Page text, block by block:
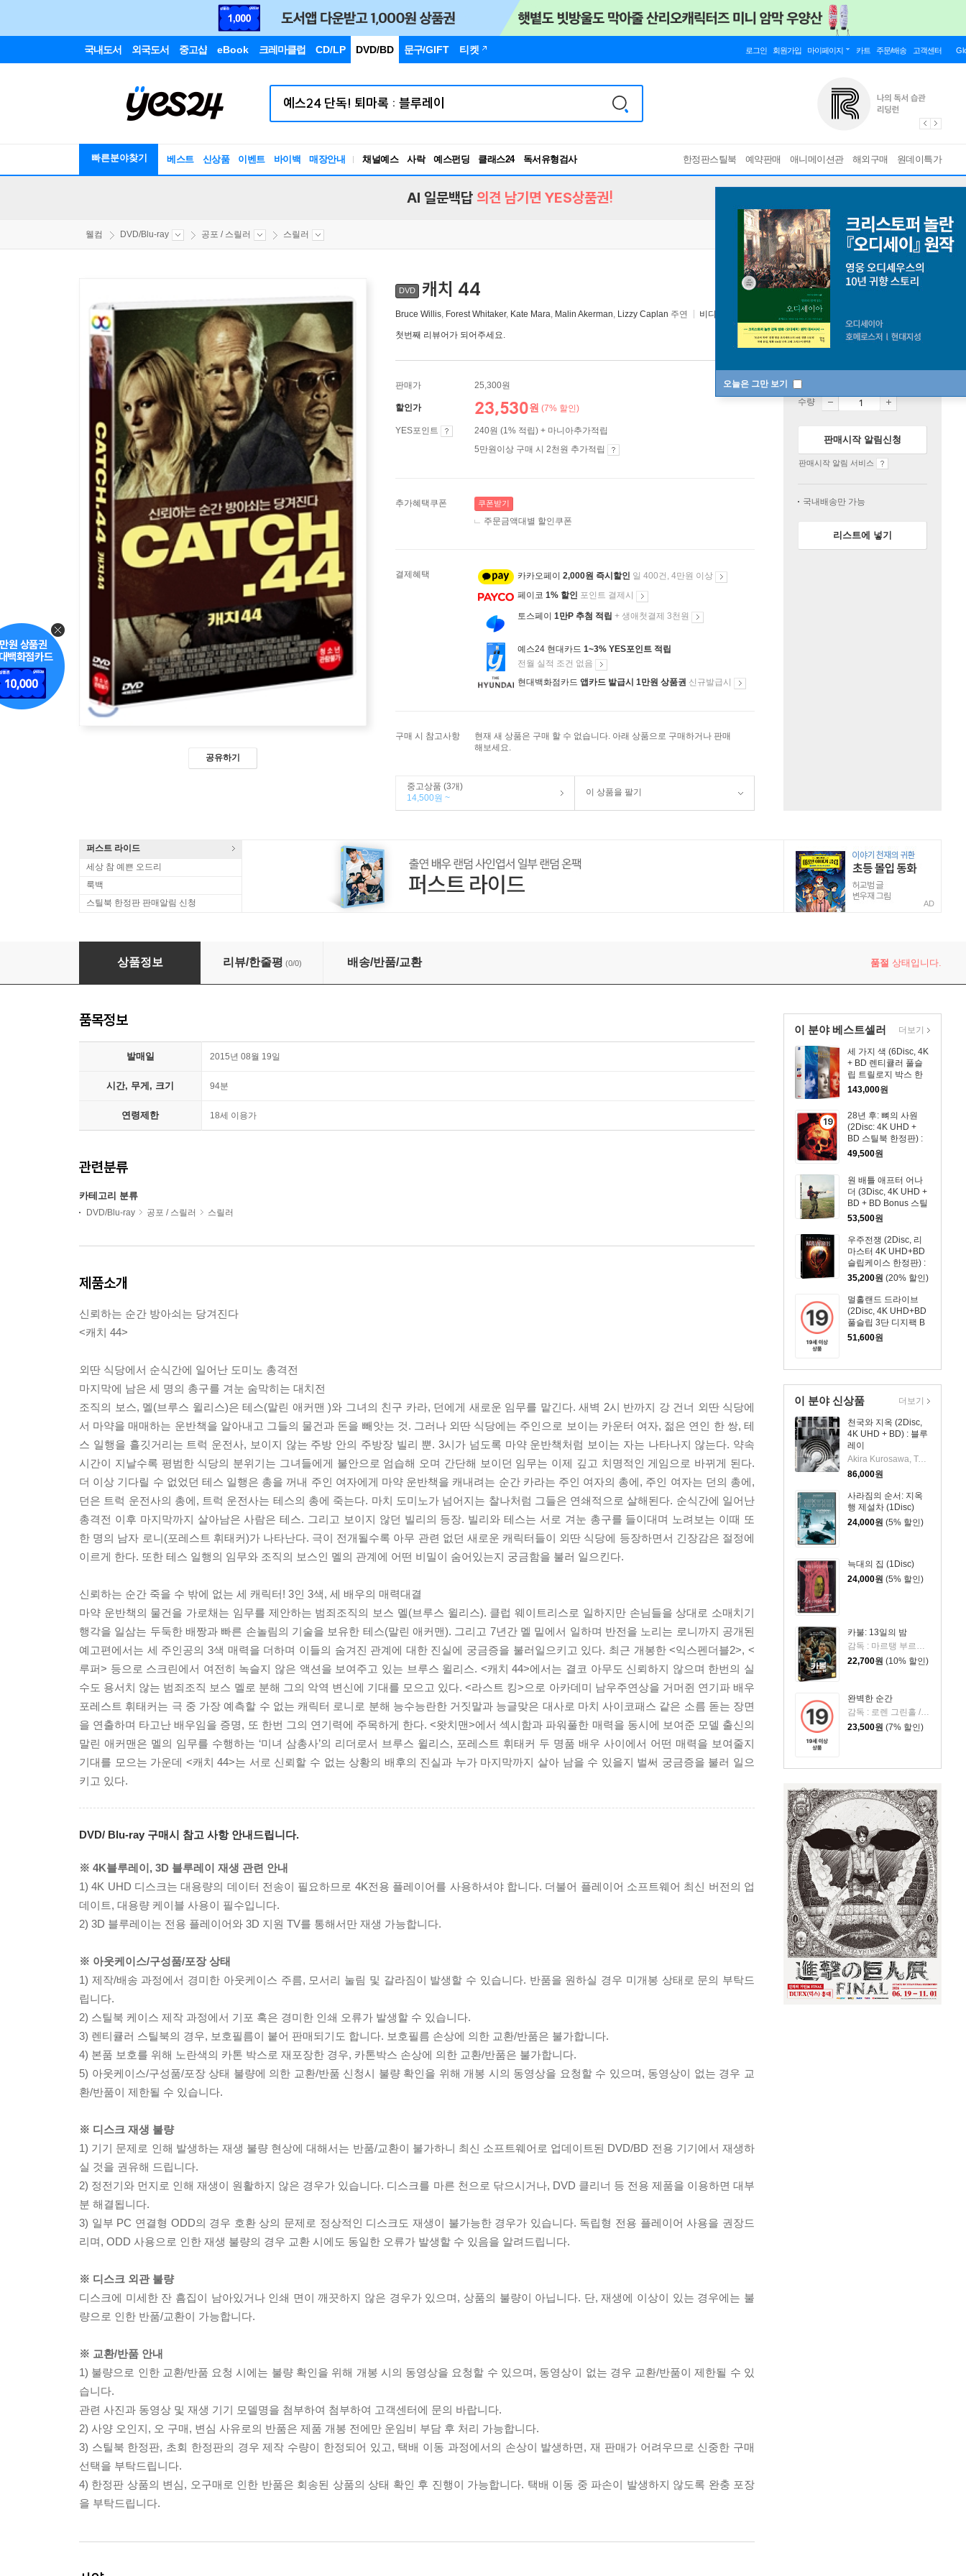
국내도서 외국도서 중고샵 eBook 크레마클럽 CD/LP DVD/BD 문구/GIFT 티켓 로그인 회원가입 마이페이지 카트 주문/배송 고객센터
빠른분야찾기 베스트 신상품 이벤트 바이백 매장안내 채널예스 사락 예스펀딩 클래스24
RBTI Lab
독서유형검사
한정판스틸북 예약판매 애니메이션관 해외구매 원데이특가
오늘은 그만 보기
AI 일문백답 의견 남기면 YES상품권!
웰컴 DVD/Blu-ray 공포 / 스릴러 스릴러
공유하기
DVD 캐치 44
Bruce Willis, Forest Whitaker, Kate Mara, Malin Akerman, Lizzy Caplan 주연 비디오여행 2015년 08월 19일
첫번째 리뷰어가 되어주세요.
판매가 25,300원
할인가 23,530원 (7% 할인)
YES포인트
240원 (1% 적립) + 마니아추가적립
5만원이상 구매 시 2천원 추가적립
추가혜택쿠폰 쿠폰받기
주문금액대별 할인쿠폰
결제혜택 카카오페이 2,000원 즉시할인 일 400건, 4만원 이상
페이코 1% 할인 포인트 결제시
토스페이 1만P 추첨 적립 + 생애첫결제 3천원
예스24 현대카드 1~3% YES포인트 적립
전월 실적 조건 없음
현대백화점카드 앱카드 발급시 1만원 상품권 신규발급시
구매 시 참고사항
현재 새 상품은 구매 할 수 없습니다. 아래 상품으로 구매하거나 판매
해보세요.
중고상품 (3개)
14,500원 ~
이 상품을 팔기
품절
수량
판매시작 알림신청
판매시작 알림 서비스
국내배송만 가능
리스트에 넣기
퍼스트 라이드
세상 참 예쁜 오드리
룩백
스틸북 한정판 판매알림 신청
AD
상품정보 리뷰/한줄평 (0/0) 배송/반품/교환 품절 상태입니다.
이 분야 베스트셀러
세 가지 색 (6Disc, 4K
+ BD 렌티큘러 풀슬
립 트릴로지 박스 한
정판) : 블루레이
143,000원
19
세
이
품
28년 후: 뼈의 사원
(2Disc: 4K UHD +
BD 스틸북 한정판) :
블루레이
49,500원
원 배틀 애프터 어나
더 (3Disc, 4K UHD +
BD + BD Bonus 스틸
북 한정판) : 블루레이
53,500원
우주전쟁 (2Disc, 리
마스터 4K UHD+BD
슬립케이스 한정판) :
블루레이
35,200원 (20% 할인)
멀홀랜드 드라이브
(2Disc, 4K UHD+BD
풀슬립 3단 디지팩 B
Type) : 블루레이
51,600원
더보기
이 분야 신상품
천국와 지옥 (2Disc,
4K UHD + BD) : 블루
레이
Akira Kurosawa, Toshiro Mifune, Tatsuya Nakadai, Kyoko Kagawa
86,000원
사라짐의 순서: 지옥
행 제설차 (1Disc)
24,000원 (5% 할인)
늑대의 집 (1Disc)
24,000원 (5% 할인)
카불: 13일의 밤
22,700원 (10% 할인)
완벽한 순간
감독 : 로렌 그린홀 / 출연 : 스티븐 칼라일, 아만다 제인 스턴
23,500원 (7% 할인)
더보기
품목정보
발매일 2015년 08월 19일
시간, 무게, 크기 94분
연령제한 18세 이용가
관련분류
카테고리 분류
DVD/Blu-ray 공포 / 스릴러 스릴러
제품소개
신뢰하는 순간 방아쇠는 당겨진다
<캐치 44>
외딴 식당에서 순식간에 일어난 도미노 총격전
마지막에 남은 세 명의 총구를 겨눈 숨막히는 대치전
조직의 보스, 멜(브루스 윌리스)은 테스(말린 애커맨 )와 그녀의 친구 카라, 던에게 새로운 임무를 맡긴다. 새벽 2시 반까지 강 건너 외딴 식당에
서 마약을 매매하는 운반책을 알아내고 그들의 물건과 돈을 빼앗는 것. 그러나 외딴 식당에는 주인으로 보이는 카운터 여자, 젊은 연인 한 쌍, 테
스 일행을 흘깃거리는 트럭 운전사, 보이지 않는 주방 안의 주방장 빌리 뿐. 3시가 넘도록 마약 운반책처럼 보이는 자는 나타나지 않는다. 약속
시간이 지날수록 평범한 식당의 분위기는 그녀들에게 불안으로 엄습해 오며 간단해 보이던 임무는 이제 깊고 치명적인 게임으로 바뀌게 된다.
더 이상 기다릴 수 없었던 테스 일행은 총을 꺼내 주인 여자에게 마약 운반책을 캐내려는 순간 카라는 주인 여자의 총에, 주인 여자는 던의 총에,
던은 트럭 운전사의 총에, 트럭 운전사는 테스의 총에 죽는다. 마치 도미노가 넘어지는 찰나처럼 그들은 연쇄적으로 살해된다. 순식간에 일어난
총격전 이후 마지막까지 살아남은 사람은 테스. 그리고 보이지 않던 빌리의 등장. 빌리와 테스는 서로 겨눈 총구를 들이대며 노려보는 이때 또
한 명의 남자 로니(포레스트 휘태커)가 나타난다. 극이 전개될수록 아무 관련 없던 새로운 캐릭터들이 외딴 식당에 등장하면서 긴장감은 절정에
이르게 한다. 또한 테스 일행의 임무와 조직의 보스인 멜의 관계에 어떤 비밀이 숨어있는지 궁금함을 불러 일으킨다.
신뢰하는 순간 죽을 수 밖에 없는 세 캐릭터! 3인 3색, 세 배우의 매력대결
마약 운반책의 물건을 가로채는 임무를 제안하는 범죄조직의 보스 멜(브루스 윌리스). 클럽 웨이트리스로 일하지만 손님들을 상대로 소매치기
행각을 일삼는 두둑한 배짱과 빠른 손놀림의 기술을 보유한 테스(말린 애커맨). 그리고 7년간 멜 밑에서 일하며 반전을 노리는 로니까지 공개된
예고편에서는 세 주인공의 3색 매력을 더하며 이들의 숨겨진 관계에 대한 진실에 궁금증을 불러일으키고 있다. 최근 개봉한 <익스펜더블2>, <
루퍼> 등으로 스크린에서 여전히 녹슬지 않은 액션을 보여주고 있는 브루스 윌리스. <캐치 44>에서는 결코 아무도 신뢰하지 않으며 한번의 실
수도 용서치 않는 범죄조직 보스 멜로 분해 그의 악역 변신에 기대를 모으고 있다. <라스트 킹>으로 아카데미 남우주연상을 거머쥔 연기파 배우
포레스트 휘태커는 극 중 가장 예측할 수 없는 캐릭터 로니로 분해 능수능란한 거짓말과 능글맞은 대사로 마치 사이코패스 같은 소름 돋는 장면
을 연출하며 타고난 배우임을 증명, 또 한번 그의 연기력에 주목하게 한다. <왓치맨>에서 섹시함과 파워풀한 매력을 동시에 보여준 모델 출신의
말린 애커맨은 멜의 임무를 수행하는 ‘미녀 삼총사’의 리더로서 브루스 윌리스, 포레스트 휘태커 두 명품 배우 사이에서 어떤 매력을 보여줄지
기대를 모으는 가운데 <캐치 44>는 서로 신뢰할 수 없는 상황의 배후의 진실과 누가 마지막까지 살아 남을 수 있을지 벌써 궁금증을 불러 일으
키고 있다.
DVD/ Blu-ray 구매시 참고 사항 안내드립니다.
※ 4K블루레이, 3D 블루레이 재생 관련 안내
1) 4K UHD 디스크는 대용량의 데이터 전송이 필요하므로 4K전용 플레이어를 사용하셔야 합니다. 더불어 플레이어 소프트웨어 최신 버전의 업
데이트, 대용량 케이블 사용이 필수입니다.
2) 3D 블루레이는 전용 플레이어와 3D 지원 TV를 통해서만 재생 가능합니다.
※ 아웃케이스/구성품/포장 상태
1) 제작/배송 과정에서 경미한 아웃케이스 주름, 모서리 눌림 및 갈라짐이 발생할 수 있습니다. 반품을 원하실 경우 미개봉 상태로 문의 부탁드
립니다.
2) 스틸북 케이스 제작 과정에서 기포 혹은 경미한 인쇄 오류가 발생할 수 있습니다.
3) 렌티큘러 스틸북의 경우, 보호필름이 붙어 판매되기도 합니다. 보호필름 손상에 의한 교환/반품은 불가합니다.
4) 본품 보호를 위해 노란색의 카톤 박스로 재포장한 경우, 카톤박스 손상에 의한 교환/반품은 불가합니다.
5) 아웃케이스/구성품/포장 상태 불량에 의한 교환/반품 신청시 불량 확인을 위해 개봉 시의 동영상을 요청할 수 있으며, 동영상이 없는 경우 교
환/반품이 제한될 수 있습니다.
※ 디스크 재생 불량
1) 기기 문제로 인해 발생하는 재생 불량 현상에 대해서는 반품/교환이 불가하니 최신 소프트웨어로 업데이트된 DVD/BD 전용 기기에서 재생하
실 것을 권유해 드립니다.
2) 정전기와 먼지로 인해 재생이 원활하지 않은 경우가 있습니다. 디스크를 마른 천으로 닦으시거나, DVD 클리너 등 전용 제품을 이용하면 대부
분 해결됩니다.
3) 일부 PC 연결형 ODD의 경우 호환 상의 문제로 정상적인 디스크도 재생이 불가능한 경우가 있습니다. 독립형 전용 플레이어 사용을 권장드
리며, ODD 사용으로 인한 재생 불량의 경우 교환 시에도 동일한 오류가 발생할 수 있음을 알려드립니다.
※ 디스크 외관 불량
디스크에 미세한 잔 흠집이 남아있거나 인쇄 면이 깨끗하지 않은 경우가 있으며, 상품의 불량이 아닙니다. 단, 재생에 이상이 있는 경우에는 불
량으로 인한 반품/교환이 가능합니다.
※ 교환/반품 안내
1) 불량으로 인한 교환/반품 요청 시에는 불량 확인을 위해 개봉 시의 동영상을 요청할 수 있으며, 동영상이 없는 경우 교환/반품이 제한될 수 있
습니다.
관련 사진과 동영상 및 재생 기기 모델명을 첨부하여 첨부하여 고객센터에 문의 바랍니다.
2) 사양 오인지, 오 구매, 변심 사유로의 반품은 제품 개봉 전에만 운임비 부담 후 처리 가능합니다.
3) 스틸북 한정판, 초회 한정판의 경우 제작 수량이 한정되어 있고, 택배 이동 과정에서의 손상이 발생하면, 재 판매가 어려우므로 신중한 구매
선택을 부탁드립니다.
4) 한정판 상품의 변심, 오구매로 인한 반품은 회송된 상품의 상태 확인 후 진행이 가능합니다. 택배 이동 중 파손이 발생하지 않도록 완충 포장
을 부탁드립니다.